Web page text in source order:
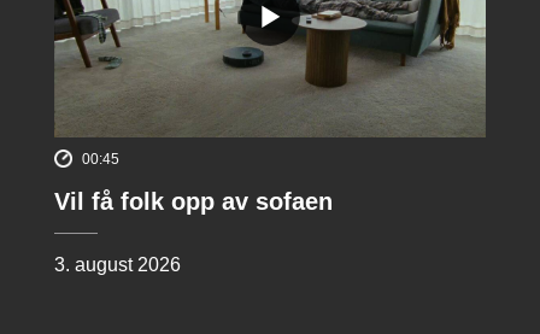
00:45
Vil få folk opp av sofaen
3. august 2026